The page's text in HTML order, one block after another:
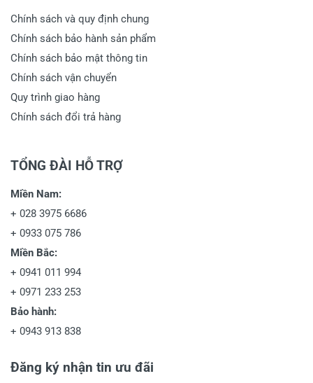
Chính sách và quy định chung
Chính sách bảo hành sản phẩm
Chính sách bảo mật thông tin
Chính sách vận chuyển
Quy trình giao hàng
Chính sách đổi trả hàng
TỔNG ĐÀI HỖ TRỢ
Miền Nam:
+ 028 3975 6686
+ 0933 075 786
Miền Bắc:
+ 0941 011 994
+ 0971 233 253
Bảo hành:
+ 0943 913 838
Đăng ký nhận tin ưu đãi